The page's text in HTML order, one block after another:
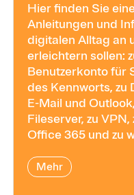
Hier finden Sie
Anleitungen und
digitalen Alltag an
erleichtern sollen:
Benutzerkonto für
des Kennworts, zu
E-Mail und
Fileserver, zu
Office 365 und zu
Mehr